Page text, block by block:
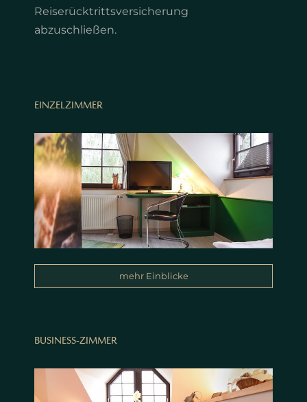
Reiserücktrittsversicherung
abzuschließen.
EINZELZIMMER
mehr Einblicke
BUSINESS-ZIMMER